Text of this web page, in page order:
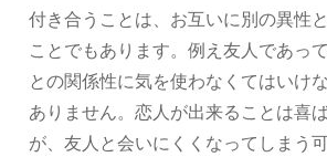
付き合うことは、お互いに別の異性
ことでもあります。例え友人であっ
との関係性に気を使わなくてはいけ
ありません。恋人が出来ることは喜
が、友人と会いにくくなってしまう